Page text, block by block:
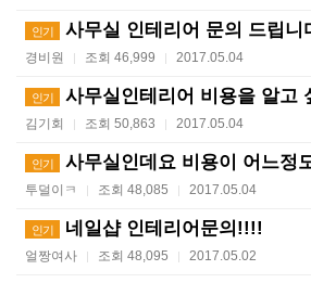
인기 사무실 인테리어 문의 드립니
경비원 | 조회 46,999 | 2017.05.04
인기 사무실인테리어 비용을 알고
김기회 | 조회 50,863 | 2017.05.04
인기 사무실인데요 비용이 어느정
투덜이ㅋ | 조회 48,085 | 2017.05.04
인기 네일샵 인테리어문의!!!!
얼짱여사 | 조회 48,095 | 2017.05.02